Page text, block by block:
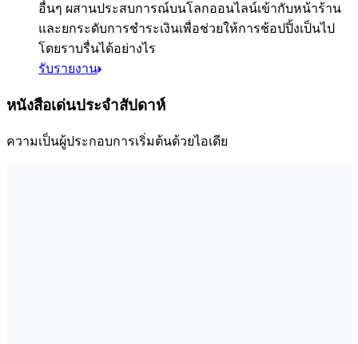
อื่นๆ ผสานประสบการณ์บนโลกออนไลน์เข้ากับหน้าร้าน
และยกระดับการชำระเงินเพื่อช่วยให้การช้อปปิ้งเป็นไป
โดยราบรื่นได้อย่างไร
รับรายงาน
หนังสือเด่นประจำสัปดาห์
ความเป็นผู้ประกอบการเริ่มต้นด้วยไอเดีย